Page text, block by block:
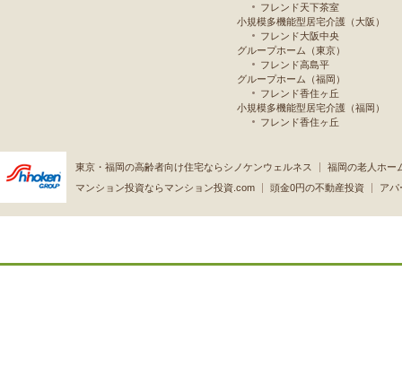
フレンド天下茶室
小規模多機能型居宅介護（大阪）
フレンド大阪中央
グループホーム（東京）
フレンド高島平
グループホーム（福岡）
フレンド香住ヶ丘
小規模多機能型居宅介護（福岡）
フレンド香住ヶ丘
東京・福岡の高齢者向け住宅ならシノケンウェルネス
福岡の老人ホー
マンション投資ならマンション投資.com
頭金0円の不動産投資 アパ